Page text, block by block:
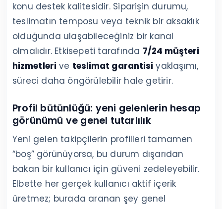
konu destek kalitesidir. Siparişin durumu,
teslimatın temposu veya teknik bir aksaklık
olduğunda ulaşabileceğiniz bir kanal
olmalıdır. Etkisepeti tarafında 7/24 müşteri
hizmetleri ve teslimat garantisi yaklaşımı,
süreci daha öngörülebilir hale getirir.
Profil bütünlüğü: yeni gelenlerin hesap
görünümü ve genel tutarlılık
Yeni gelen takipçilerin profilleri tamamen
“boş” görünüyorsa, bu durum dışarıdan
bakan bir kullanıcı için güveni zedeleyebilir.
Elbette her gerçek kullanıcı aktif içerik
üretmez; burada aranan şey genel